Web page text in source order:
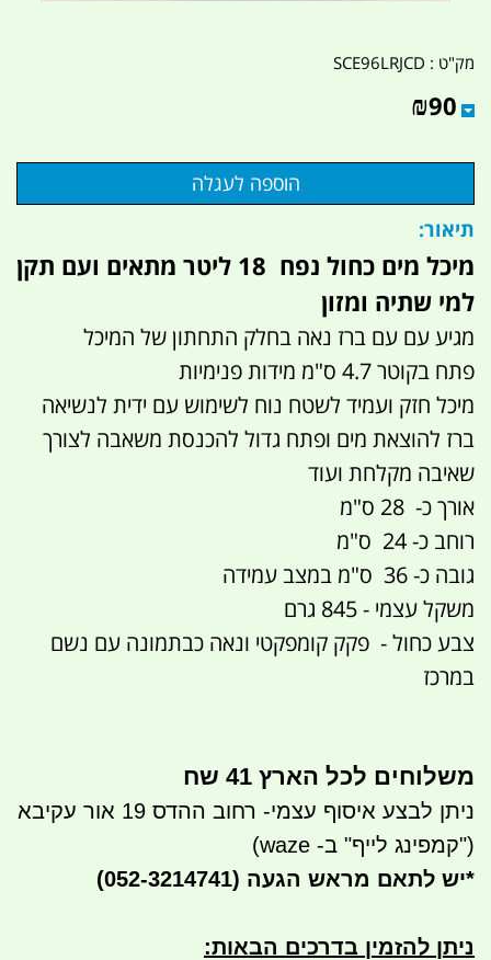
מק"ט : SCE96LRJCD
₪90
תיאור:
מיכל מים כחול נפח 18 ליטר מתאים ועם תקן
למי שתיה ומזון
מגיע עם עם ברז נאה בחלק התחתון של המיכל
פתח בקוטר 4.7 ס"מ מידות פנימיות
מיכל חזק ועמיד לשטח נוח לשימוש עם ידית לנשיאה
ברז להוצאת מים ופתח גדול להכנסת משאבה לצורך
שאיבה מקלחת ועוד
אורך כ- 28 ס"מ
רוחב כ- 24 ס"מ
גובה כ- 36 ס"מ במצב עמידה
משקל עצמי - 845 גרם
צבע כחול - פקק קומפקטי ונאה כבתמונה עם נשם
במרכז
משלוחים לכל הארץ 41 שח
ניתן לבצע איסוף עצמי- רחוב ההדס 19 אור עקיבא
("קמפינג לייף" ב- waze)
*יש לתאם מראש הגעה (052-3214741)
ניתן להזמין בדרכים הבאות: